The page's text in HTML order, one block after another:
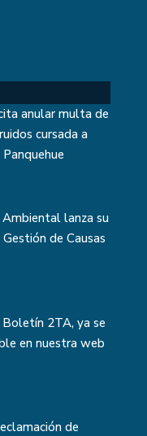
anular multa de
cursada a
lanza su
de Causas
2TA, ya se
en nuestra web
de